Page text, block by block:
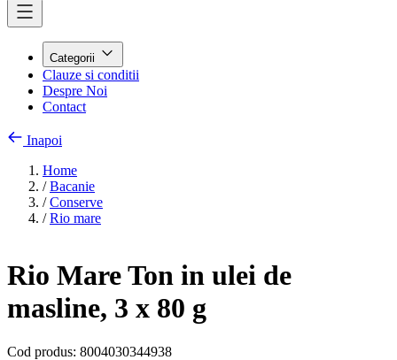
Categorii
Clauze si conditii
Despre Noi
Contact
Inapoi
Home
/ Bacanie
/ Conserve
/ Rio mare
Rio Mare Ton in ulei de
masline, 3 x 80 g
Cod produs: 8004030344938